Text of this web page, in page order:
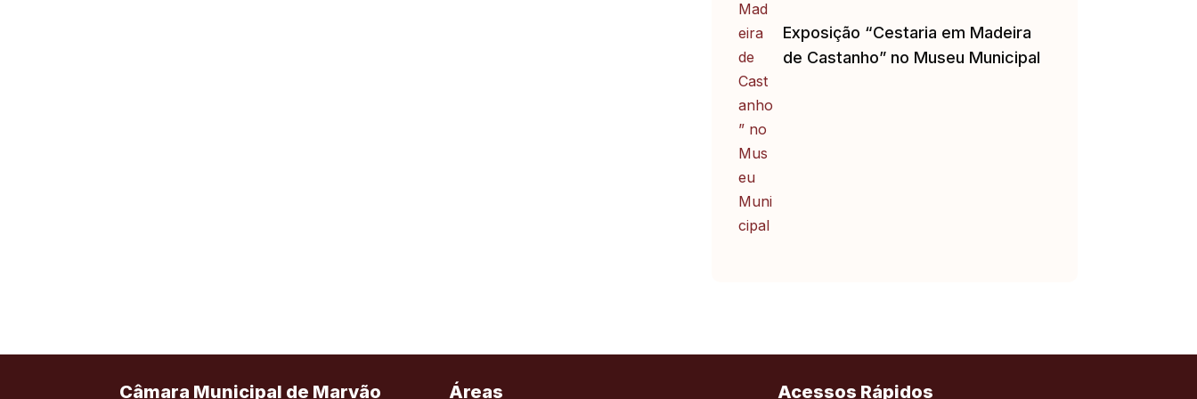
Exposição “Cestaria em Madeira
de Castanho” no Museu Municipal
Câmara Municipal de Marvão Áreas Acessos Rápidos